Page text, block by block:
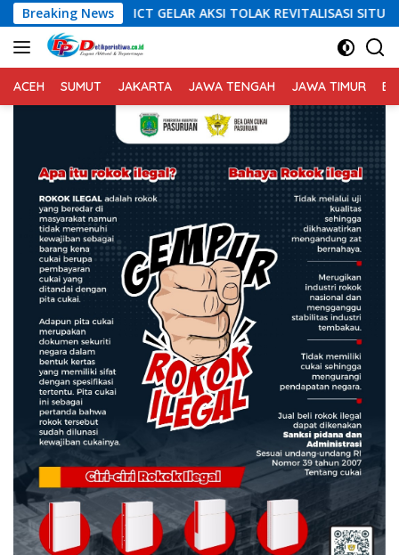
Langsung
ke
konten
Breaking News
GELAR AKSI TOLAK REVITALISASI SITU CIKEDAL, 150 PESERTA
ACEH SUMUT JAKARTA JAWA TENGAH JAWA TIMUR